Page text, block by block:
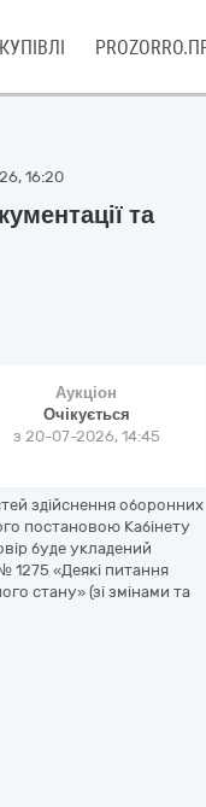
16:20
та
Аукціон
Очікується
з 20-07-2026, 14:45
здійснення оборонних
постановою Кабінету
буде укладений
1275 «Деякі питання
стану» (зі змінами та